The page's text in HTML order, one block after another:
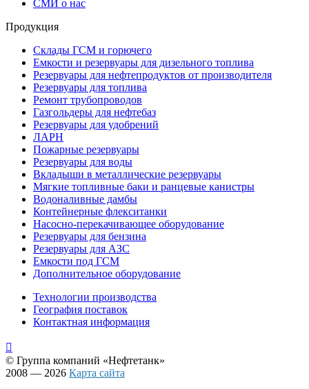
СМИ о нас
Продукция
Склады ГСМ и горючего
Емкости и резервуары для дизельного топлива
Резервуары для нефтепродуктов от производителя
Резервуары для топлива
Ремонт трубопроводов
Газгольдеры для нефтебаз
Резервуары для удобрений
ЛАРН
Пожарные резервуары
Резервуары для воды
Вкладыши в металлические резервуары
Мягкие топливные баки и ранцевые канистры
Водоналивные дамбы
Контейнерные флекситанки
Насосно-перекачивающее оборудование
Резервуары для бензина
Резервуары для АЗС
Емкости под ГСМ
Дополнительное оборудование
Технологии производства
География поставок
Контактная информация

© Группа компаний «Нефтетанк»
2008 — 2026 Карта сайта